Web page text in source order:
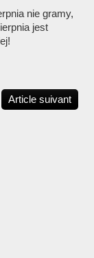
nie gramy,
jest
Article suivant